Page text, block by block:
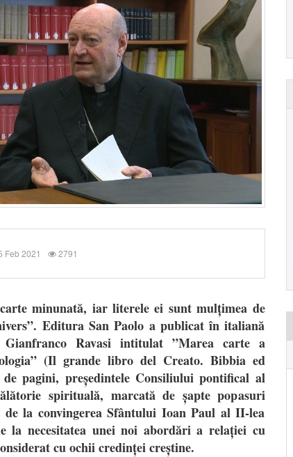
Feb 2021 2791
minunată, iar literele ei sunt mulțimea de
Editura San Paolo a publicat în italiană
Ravasi intitulat ”Marea carte a
(Il grande libro del Creato. Bibbia ed
pagini, președintele Consiliului pontifical al
spirituală, marcată de șapte popasuri
de la convingerea Sfântului Ioan Paul al II-lea
la necesitatea unei noi abordări a relației cu
cu ochii credinței creștine.